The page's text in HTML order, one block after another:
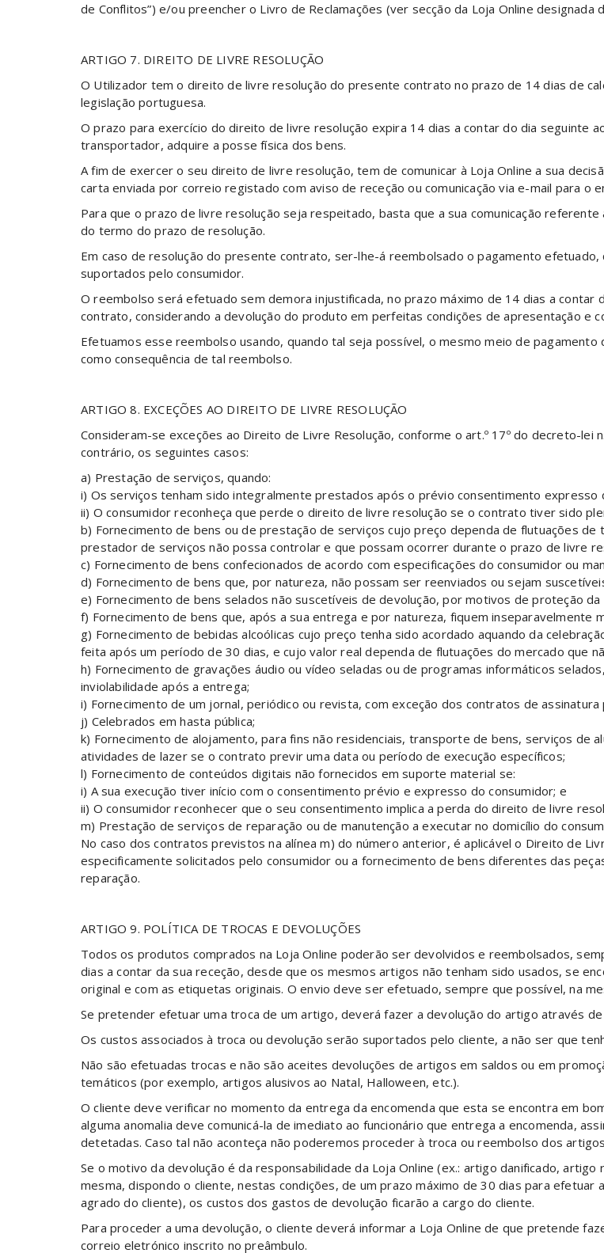
de Conflitos”) e/ou preencher o Livro de Reclamações (ver secção da Loja Online designada
ARTIGO 7. DIREITO DE LIVRE RESOLUÇÃO
O Utilizador tem o direito de livre resolução do presente contrato no prazo de 14 dias de
legislação portuguesa.
O prazo para exercício do direito de livre resolução expira 14 dias a contar do dia seguinte
transportador, adquire a posse física dos bens.
A fim de exercer o seu direito de livre resolução, tem de comunicar à Loja Online a sua
carta enviada por correio registado com aviso de receção ou comunicação via e-mail para o
Para que o prazo de livre resolução seja respeitado, basta que a sua comunicação
do termo do prazo de resolução.
Em caso de resolução do presente contrato, ser-lhe-á reembolsado o pagamento
suportados pelo consumidor.
O reembolso será efetuado sem demora injustificada, no prazo máximo de 14 dias a
contrato, considerando a devolução do produto em perfeitas condições de apresentação e
Efetuamos esse reembolso usando, quando tal seja possível, o mesmo meio de pagamento
como consequência de tal reembolso.
ARTIGO 8. EXCEÇÕES AO DIREITO DE LIVRE RESOLUÇÃO
Consideram-se exceções ao Direito de Livre Resolução, conforme o art.º 17º do decreto-
contrário, os seguintes casos:
a) Prestação de serviços, quando:
i) Os serviços tenham sido integralmente prestados após o prévio consentimento expresso
ii) O consumidor reconheça que perde o direito de livre resolução se o contrato tiver sido
b) Fornecimento de bens ou de prestação de serviços cujo preço dependa de flutuações
prestador de serviços não possa controlar e que possam ocorrer durante o prazo de livre
c) Fornecimento de bens confecionados de acordo com especificações do consumidor ou
d) Fornecimento de bens que, por natureza, não possam ser reenviados ou sejam
e) Fornecimento de bens selados não suscetíveis de devolução, por motivos de proteção
f) Fornecimento de bens que, após a sua entrega e por natureza, fiquem inseparavelmente
g) Fornecimento de bebidas alcoólicas cujo preço tenha sido acordado aquando da
feita após um período de 30 dias, e cujo valor real dependa de flutuações do mercado que
h) Fornecimento de gravações áudio ou vídeo seladas ou de programas informáticos
inviolabilidade após a entrega;
i) Fornecimento de um jornal, periódico ou revista, com exceção dos contratos de assinatura
j) Celebrados em hasta pública;
k) Fornecimento de alojamento, para fins não residenciais, transporte de bens, serviços de
atividades de lazer se o contrato previr uma data ou período de execução específicos;
l) Fornecimento de conteúdos digitais não fornecidos em suporte material se:
i) A sua execução tiver início com o consentimento prévio e expresso do consumidor; e
ii) O consumidor reconhecer que o seu consentimento implica a perda do direito de livre
m) Prestação de serviços de reparação ou de manutenção a executar no domicílio do
No caso dos contratos previstos na alínea m) do número anterior, é aplicável o Direito de
especificamente solicitados pelo consumidor ou a fornecimento de bens diferentes das
reparação.
ARTIGO 9. POLÍTICA DE TROCAS E DEVOLUÇÕES
Todos os produtos comprados na Loja Online poderão ser devolvidos e reembolsados,
dias a contar da sua receção, desde que os mesmos artigos não tenham sido usados, se
original e com as etiquetas originais. O envio deve ser efetuado, sempre que possível, na
Se pretender efetuar uma troca de um artigo, deverá fazer a devolução do artigo através
Os custos associados à troca ou devolução serão suportados pelo cliente, a não ser que
Não são efetuadas trocas e não são aceites devoluções de artigos em saldos ou em
temáticos (por exemplo, artigos alusivos ao Natal, Halloween, etc.).
O cliente deve verificar no momento da entrega da encomenda que esta se encontra em
alguma anomalia deve comunicá-la de imediato ao funcionário que entrega a encomenda,
detetadas. Caso tal não aconteça não poderemos proceder à troca ou reembolso dos
Se o motivo da devolução é da responsabilidade da Loja Online (ex.: artigo danificado,
mesma, dispondo o cliente, nestas condições, de um prazo máximo de 30 dias para
agrado do cliente), os custos dos gastos de devolução ficarão a cargo do cliente.
Para proceder a uma devolução, o cliente deverá informar a Loja Online de que pretende
correio eletrónico inscrito no preâmbulo.